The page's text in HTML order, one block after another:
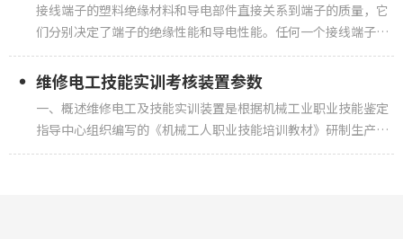
差动定值时投...
接线端子的塑料绝缘材料和导电部件直接关系到端子的质量，它
们分别决定了端子的绝缘性能和导电性能。任何一个接线端子失
效都将导致整个系统工程的失败。这方面国内外发生的惨痛教训
是十分深刻的。预防是目的，分析是基础。从某种意义上讲，预
有更现实的意义.接线...
维修电工技能实训考核装置参数
一、概述维修电工及技能实训装置是根据机械工业职业技能鉴定
指导中心组织编写的《机械工人职业技能培训教材》研制生产
的，可对《初级维修电工技术》《中级维修电工技术》《高级维